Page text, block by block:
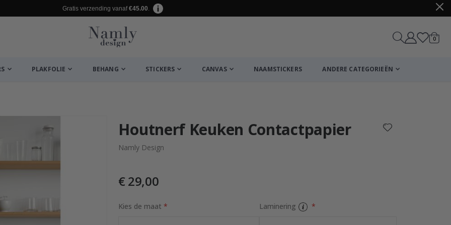
Gratis verzending vanaf€45.00.
0
PLAKFOLIE BEHANG STICKERS CANVAS NAAMSTICKERS ANDERE CATEGORIEËN
✔
/ 24 st
Houtnerf Keuken Contactpapier
Namly Design
€ 29,00
Kies de maat Laminering